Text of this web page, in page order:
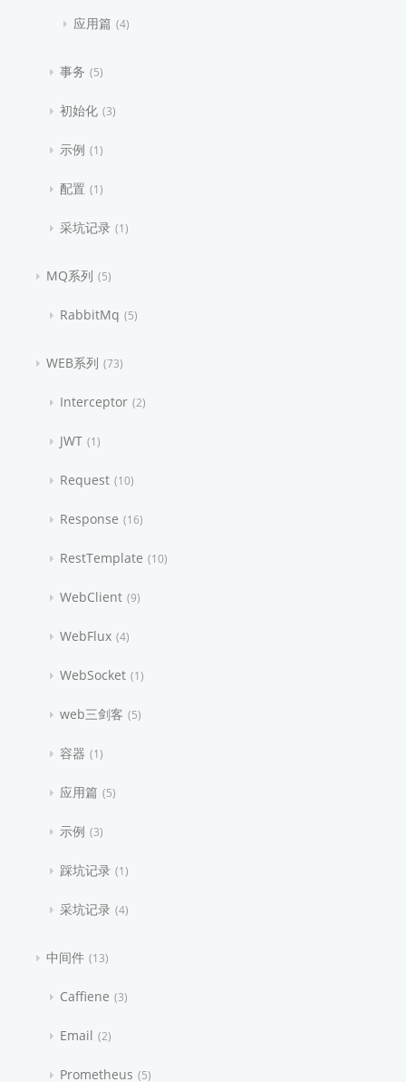
应用篇 4
事务 5
初始化 3
示例 1
配置 1
采坑记录 1
MQ系列 5
RabbitMq 5
WEB系列 73
Interceptor 2
JWT 1
Request 10
Response 16
RestTemplate 10
WebClient 9
WebFlux 4
WebSocket 1
web三剑客 5
容器 1
应用篇 5
示例 3
踩坑记录 1
采坑记录 4
中间件 13
Caffiene 3
Email 2
Prometheus 5